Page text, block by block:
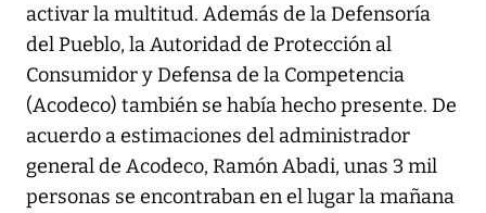
activar la multitud. Además de la Defensoría
del Pueblo, la Autoridad de Protección al
Consumidor y Defensa de la Competencia
(Acodeco) también se había hecho presente. De
acuerdo a estimaciones del administrador
general de Acodeco, Ramón Abadi, unas 3 mil
personas se encontraban en el lugar la mañana